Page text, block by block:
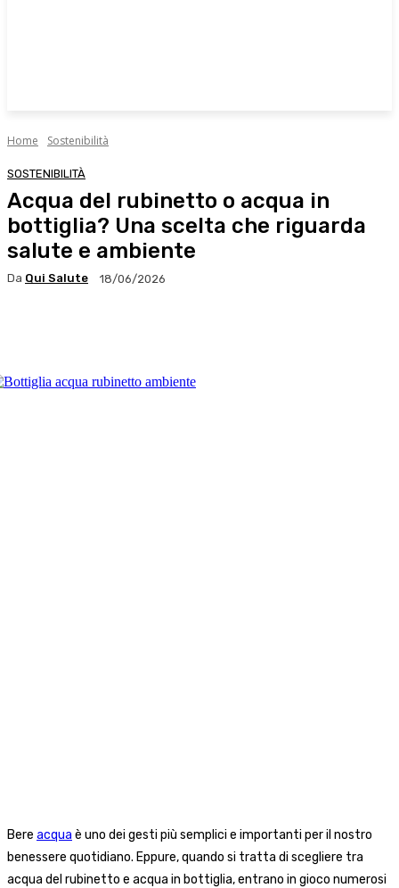
Home Sostenibilità
SOSTENIBILITÀ
Acqua del rubinetto o acqua in
bottiglia? Una scelta che riguarda
salute e ambiente
Da Qui Salute 18/06/2026
Bere acqua è uno dei gesti più semplici e importanti per il nostro
benessere quotidiano. Eppure, quando si tratta di scegliere tra
acqua del rubinetto e acqua in bottiglia, entrano in gioco numerosi